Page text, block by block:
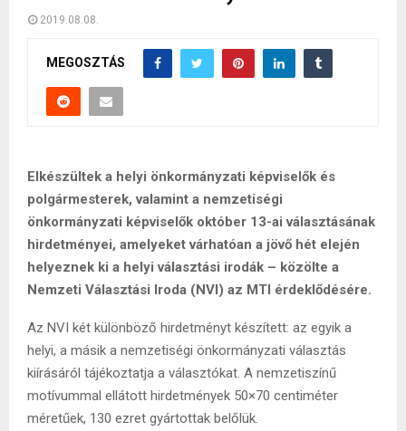
2019.08.08.
MEGOSZTÁS
Elkészültek a helyi önkormányzati képviselők és
polgármesterek, valamint a nemzetiségi
önkormányzati képviselők október 13-ai választásának
hirdetményei, amelyeket várhatóan a jövő hét elején
helyeznek ki a helyi választási irodák – közölte a
Nemzeti Választási Iroda (NVI) az MTI érdeklődésére.
Az NVI két különböző hirdetményt készített: az egyik a
helyi, a másik a nemzetiségi önkormányzati választás
kiírásáról tájékoztatja a választókat. A nemzetiszínű
motívummal ellátott hirdetmények 50×70 centiméter
méretűek, 130 ezret gyártottak belőlük.